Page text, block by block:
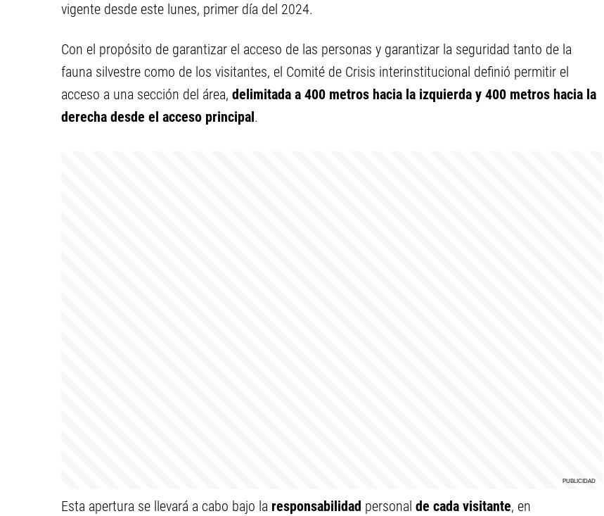
vigente desde este lunes, primer día del 2024.
Con el propósito de garantizar el acceso de las personas y garantizar la seguridad tanto de la
fauna silvestre como de los visitantes, el Comité de Crisis interinstitucional definió permitir el
acceso a una sección del área, delimitada a 400 metros hacia la izquierda y 400 metros hacia la
derecha desde el acceso principal.
Esta apertura se llevará a cabo bajo la responsabilidad personal de cada visitante, en